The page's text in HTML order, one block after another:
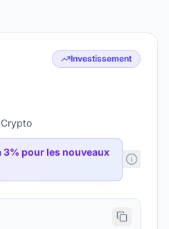
Investissement
3% pour les nouveaux